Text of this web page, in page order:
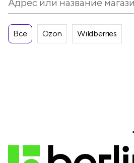
Все Ozon Wildberries